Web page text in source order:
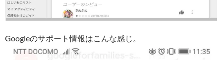
Googleのサポート情報はこんな感じ。